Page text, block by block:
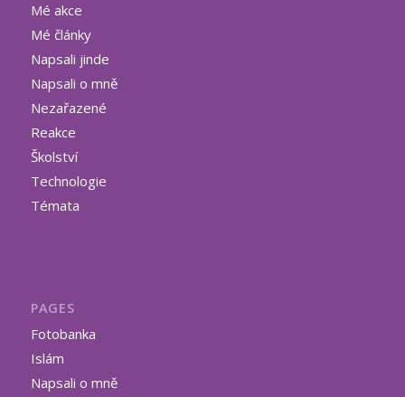
Mé akce
Mé články
Napsali jinde
Napsali o mně
Nezařazené
Reakce
Školství
Technologie
Témata
PAGES
Fotobanka
Islám
Napsali o mně